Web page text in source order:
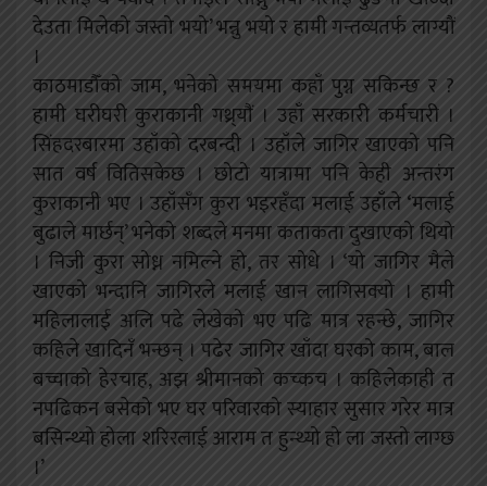
देउता मिलेको जस्तो भयो’ भन्नु भयो र हामी गन्तव्यतर्फ लाग्यौं
।
काठमाडौँको जाम, भनेको समयमा कहाँ पुग्न सकिन्छ र ?
हामी घरीघरी कुराकानी गथ्र्याैं । उहाँ सरकारी कर्मचारी ।
सिंहदरबारमा उहाँको दरबन्दी । उहाँले जागिर खाएको पनि
सात वर्ष वितिसकेछ । छोटो यात्रामा पनि केही अन्तरंग
कुराकानी भए । उहाँसँग कुरा भइरहँदा मलाई उहाँले ‘मलाई
बुढाले मार्छन्’ भनेको शब्दले मनमा कताकता दुखाएको थियो
। निजी कुरा सोध्न नमिल्ने हो, तर सोधे । ‘यो जागिर मैले
खाएको भन्दानि जागिरले मलाई खान लागिसक्यो । हामी
महिलालाई अलि पढे लेखेको भए पढि मात्र रहन्छे, जागिर
कहिले खादिनँ भन्छन् । पढेर जागिर खाँदा घरको काम, बाल
बच्चाको हेरचाह, अझ श्रीमानको कच्कच । कहिलेकाही त
नपढिकन बसेको भए घर परिवारको स्याहार सुसार गरेर मात्र
बसिन्थ्यो होला शरिरलाई आराम त हुन्थ्यो हो ला जस्तो लाग्छ
।’